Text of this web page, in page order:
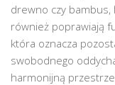
drewno czy bambus,
również poprawiają
która oznacza
swobodnego
harmonijną